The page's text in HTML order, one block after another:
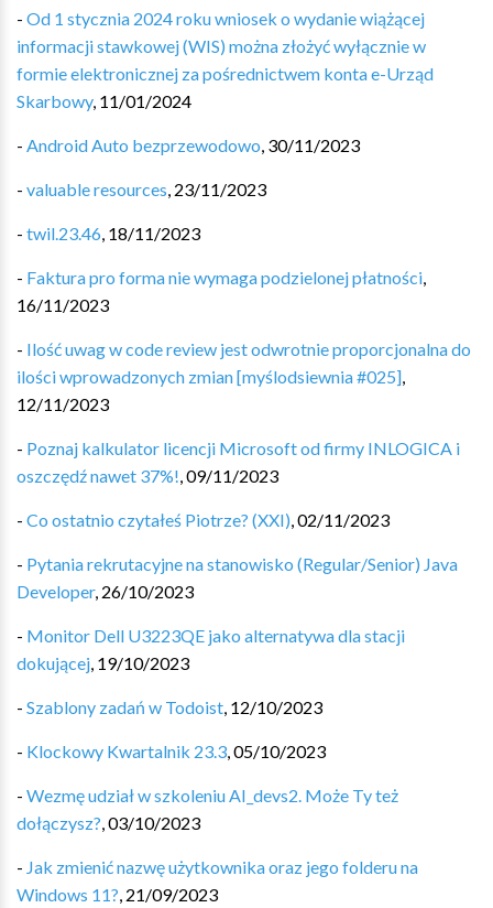
- Od 1 stycznia 2024 roku wniosek o wydanie wiążącej
informacji stawkowej (WIS) można złożyć wyłącznie w
formie elektronicznej za pośrednictwem konta e-Urząd
Skarbowy, 11/01/2024
- Android Auto bezprzewodowo, 30/11/2023
- valuable resources, 23/11/2023
- twil.23.46, 18/11/2023
- Faktura pro forma nie wymaga podzielonej płatności,
16/11/2023
- Ilość uwag w code review jest odwrotnie proporcjonalna do
ilości wprowadzonych zmian [myślodsiewnia #025],
12/11/2023
- Poznaj kalkulator licencji Microsoft od firmy INLOGICA i
oszczędź nawet 37%!,09/11/2023
- Co ostatnio czytałeś Piotrze? (XXI),02/11/2023
- Pytania rekrutacyjne na stanowisko (Regular/Senior) Java
Developer, 26/10/2023
- Monitor Dell U3223QE jako alternatywa dla stacji
dokującej, 19/10/2023
- Szablony zadań w Todoist, 12/10/2023
- Klockowy Kwartalnik 23.3,05/10/2023
- Wezmę udział w szkoleniu AI_devs2. Może Ty też
dołączysz?,03/10/2023
- Jak zmienić nazwę użytkownika oraz jego folderu na
Windows 11?, 21/09/2023